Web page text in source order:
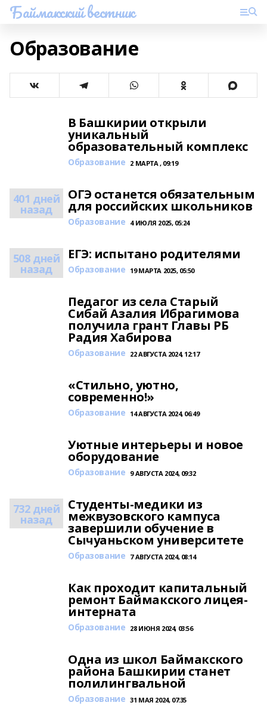
Баймакский вестник
Образование
В Башкирии открыли
уникальный
образовательный комплекс
Образование 2 МАРТА , 09:19
401 дней
назад
ОГЭ останется обязательным
для российских школьников
Образование 4 ИЮЛЯ 2025, 05:24
508 дней
назад
ЕГЭ: испытано родителями
Образование 19 МАРТА 2025, 05:50
Педагог из села Старый
Сибай Азалия Ибрагимова
получила грант Главы РБ
Радия Хабирова
Образование 22 АВГУСТА 2024, 12:17
«Стильно, уютно,
современно!»
Образование 14 АВГУСТА 2024, 06:49
Уютные интерьеры и новое
оборудование
Образование 9 АВГУСТА 2024, 09:32
732 дней
назад
Студенты-медики из
межвузовского кампуса
завершили обучение в
Сычуаньском университете
Образование 7 АВГУСТА 2024, 08:14
Как проходит капитальный
ремонт Баймакского лицея-
интерната
Образование 28 ИЮНЯ 2024, 03:56
Одна из школ Баймакского
района Башкирии станет
полилингвальной
Образование 31 МАЯ 2024, 07:35